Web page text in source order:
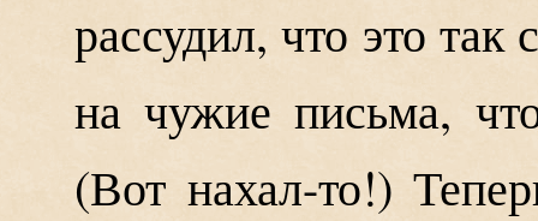
рассудил, что это так
на чужие письма,
(Вот нахал-то!)